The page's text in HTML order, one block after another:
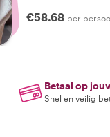
een lokaal
Sensoji Tempel
€58.68 per
Betaal op
Snel en veilig